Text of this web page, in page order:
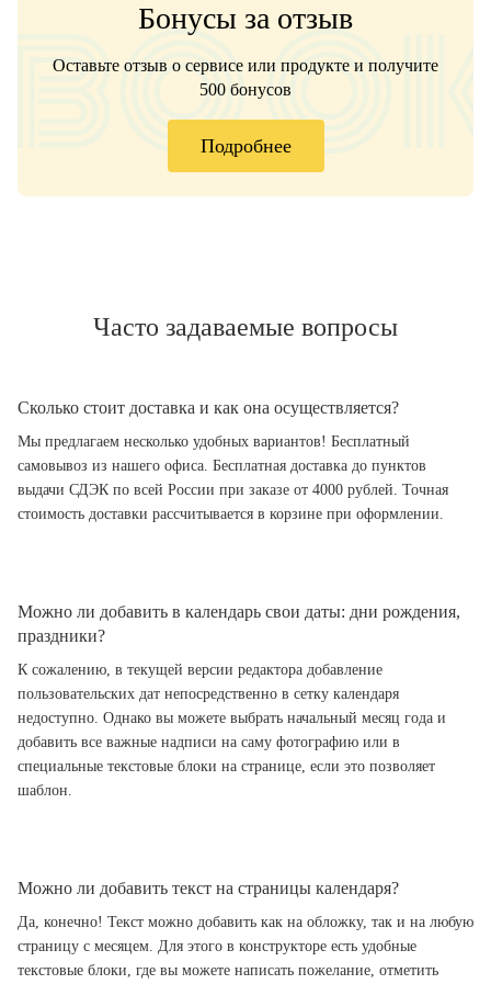
Бонусы за отзыв
Оставьте отзыв о сервисе или продукте и получите
500 бонусов
Подробнее
Часто задаваемые вопросы
Сколько стоит доставка и как она осуществляется?
Мы предлагаем несколько удобных вариантов! Бесплатный
самовывоз из нашего офиса. Бесплатная доставка до пунктов
выдачи СДЭК по всей России при заказе от 4000 рублей. Точная
стоимость доставки рассчитывается в корзине при оформлении.
Можно ли добавить в календарь свои даты: дни рождения,
праздники?
К сожалению, в текущей версии редактора добавление
пользовательских дат непосредственно в сетку календаря
недоступно. Однако вы можете выбрать начальный месяц года и
добавить все важные надписи на саму фотографию или в
специальные текстовые блоки на странице, если это позволяет
шаблон.
Можно ли добавить текст на страницы календаря?
Да, конечно! Текст можно добавить как на обложку, так и на любую
страницу с месяцем. Для этого в конструкторе есть удобные
текстовые блоки, где вы можете написать пожелание, отметить